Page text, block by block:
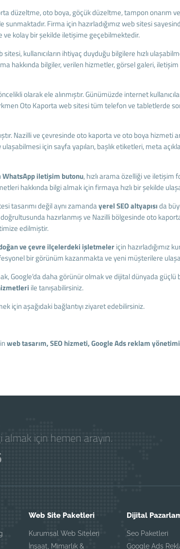
düzeltme, oto boya, göçük düzeltme, tampon onarım
Firma için hazırladığımız web sitesi
kolay bir şekilde iletişime geçebilmektedir.
kullanıcıların ihtiyaç duyduğu bilgilere hızlı
hakkında bilgiler, verilen hizmetler, görsel galeri, iletişim
olarak ele alınmıştır. Günümüzde internet
Oto Kaporta web sitesi tüm telefon ve tabletlerde
Nazilli ve çevresinde oto kaporta ve oto boya hizmeti
için sayfa yapıları, başlık etiketleri, meta
WhatsApp iletişim butonu, hızlı arama özelliği ve iletişim
hakkında bilgi almak için firmaya hızlı bir şekilde
tasarımı değil aynı zamandayerel SEO altyapısıda
hazırlanmış ve Nazilli bölgesinde oto
edilmiştir.
ve çevre ilçelerdeki işletmeleriçin hazırladığımız
bir görünüm kazanmakta ve yeni müşterilere
Google’da daha görünür olmak ve dijital dünyada güçlü
ile tanışabilirsiniz.
için aşağıdaki bağlantıyı ziyaret edebilirsiniz.
web tasarım, SEO hizmeti, Google Ads reklam
için hemen arayın.
Web Site Paketleri
Kurumsal Web Siteleri
İnşaat, Mimarlık &
Dijital
Seo Paketleri
Google Ads